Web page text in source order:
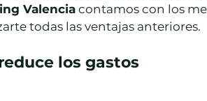
Valencia contamos con los
todas las ventajas anteriores.
los gastos